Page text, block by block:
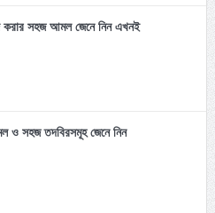
করার সহজ আমল জেনে নিন এখনই
ও সহজ তদবিরসমূহ জেনে নিন